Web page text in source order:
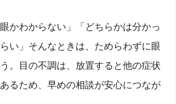
かわからない」「どちらかは分かっ
い」そんなときは、ためらわずに眼
。目の不調は、放置すると他の症状
るため、早めの相談が安心につなが